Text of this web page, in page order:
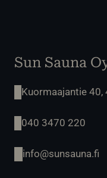
Sun Sauna
Kuormaajantie 40,
040 3470 220
info@sunsauna.fi